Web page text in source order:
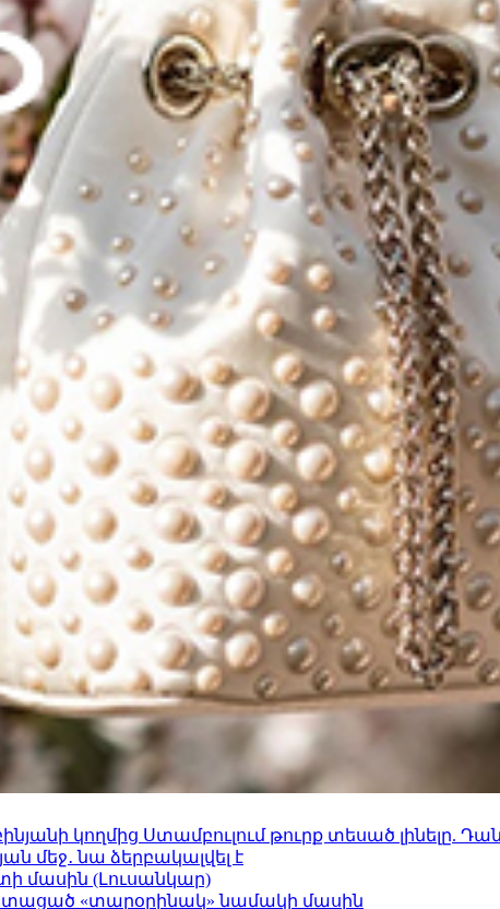
կողմից Ստամբուլում թուրք տեսած լինելը.
մեջ․ նա ձերբակալվել է
մասին (Լուսանկար)
«տարօրինակ» նամակի մասին